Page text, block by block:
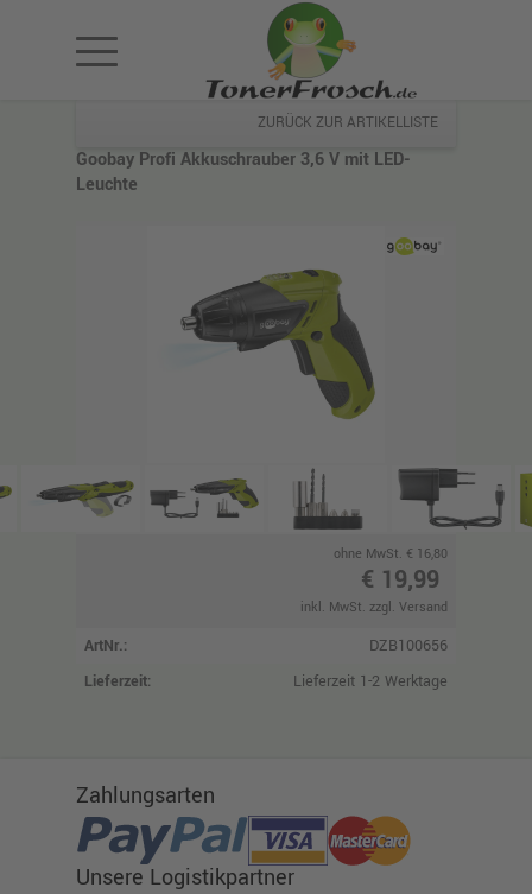
ZURÜCK ZUR ARTIKELLISTE
Goobay Profi Akkuschrauber 3,6 V mit LED-
Leuchte
ohne MwSt. € 16,80
€ 19,99
inkl. MwSt. zzgl. Versand
ArtNr.:
DZB100656
Lieferzeit:
Lieferzeit 1-2 Werktage
Zahlungsarten
Unsere Logistikpartner